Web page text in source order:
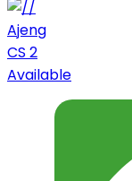
Ajeng
CS 2
Available